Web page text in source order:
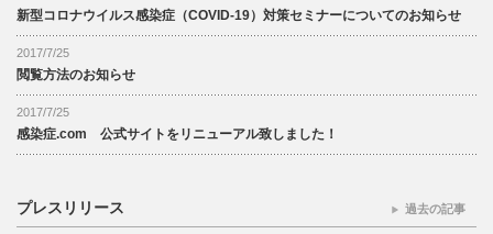
新型コロナウイルス感染症（COVID-19）対策セミナーについてのお知らせ
2017/7/25
閲覧方法のお知らせ
2017/7/25
感染症.com 公式サイトをリニューアル致しました！
プレスリリース 過去の記事